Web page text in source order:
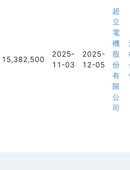
15,382,500
2025-
11-03
2025-
12-05
超
立
電
機
股
份
有
限
公
司